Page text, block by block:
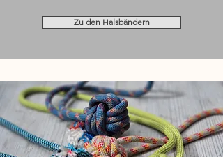
Zu den Halsbändern